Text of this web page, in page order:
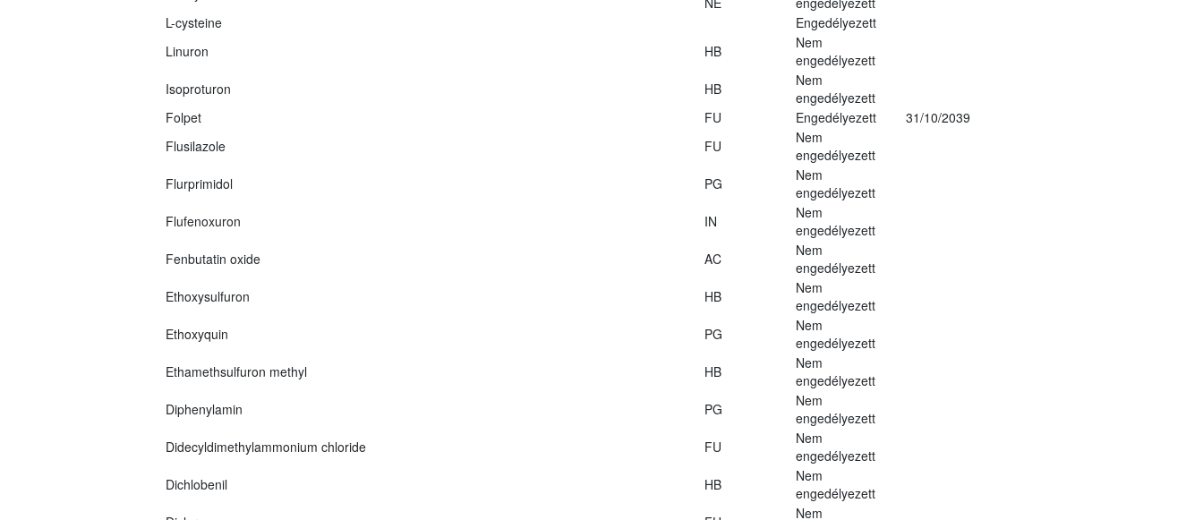
L-cysteine
Engedélyezett
Linuron
HB
Nem
engedélyezett
Isoproturon
HB
Nem
engedélyezett
Folpet
FU Engedélyezett
31/10/2039
Flusilazole
FU
Nem
engedélyezett
Flurprimidol
PG
Nem
engedélyezett
Flufenoxuron
IN
Nem
engedélyezett
Fenbutatin oxide
AC
Nem
engedélyezett
Ethoxysulfuron
HB
Nem
engedélyezett
Ethoxyquin
PG
Nem
engedélyezett
Ethamethsulfuron methyl
HB
Nem
engedélyezett
Diphenylamin
PG
Nem
engedélyezett
Didecyldimethylammonium chloride
FU
Nem
engedélyezett
Dichlobenil
HB
Nem
engedélyezett
Nem